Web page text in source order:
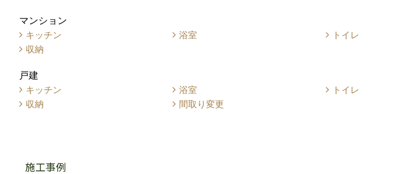
マンション
キッチン
浴室 トイレ
収納
戸建
キッチン
浴室 トイレ
収納
間取り変更
施工事例